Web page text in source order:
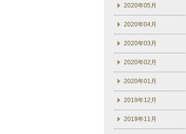
2020年05月
2020年04月
2020年03月
2020年02月
2020年01月
2019年12月
2019年11月